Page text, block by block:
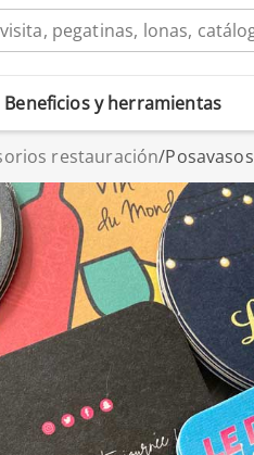
Beneficios y herramientas
restauración/Posavasos